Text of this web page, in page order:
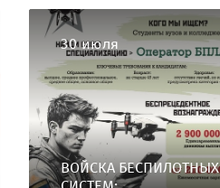
30 июля
ВОЙСКА БЕСПИЛОТНЫХ